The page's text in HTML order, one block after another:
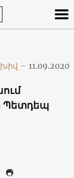
- 11.09.2020
Պետդեպ